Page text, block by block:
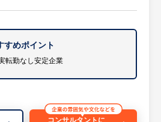
払手続き：取引業者への振込・支
よびネットバンキング等を用いた
サポート業務
すめポイント
転勤なし安定企業
コンサルタントに